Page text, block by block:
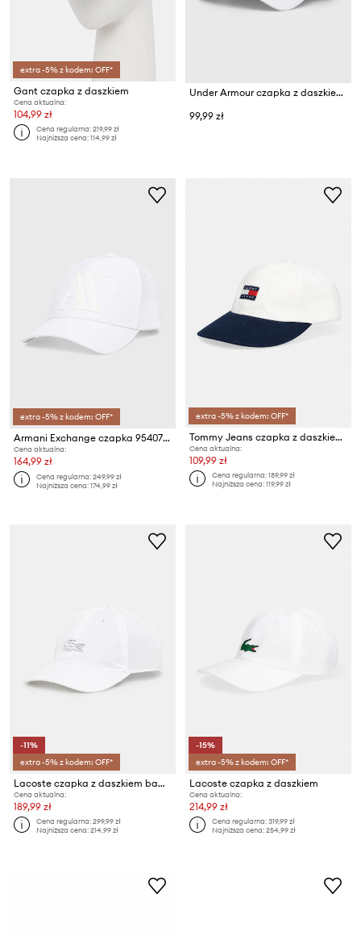
extra -5% z kodem: OFF*
Gant czapka z daszkiem
Cena aktualna:
104,99 zł
Cena regularna:219,99 zł
Najniższa cena:114,99 zł
Under Armour czapka z daszkiem męska
99,99 zł
extra -5% z kodem: OFF*
Armani Exchange czapka 954079.CC518.NOS
Cena aktualna:
164,99 zł
Cena regularna:249,99 zł
Najniższa cena:174,99 zł
extra -5% z kodem: OFF*
Tommy Jeans czapka z daszkiem męska bawełniana
Cena aktualna:
109,99 zł
Cena regularna:189,99 zł
Najniższa cena:119,99 zł
-11%
extra -5% z kodem: OFF*
Lacoste czapka z daszkiem bawełniana
Cena aktualna:
189,99 zł
Cena regularna:299,99 zł
Najniższa cena:214,99 zł
-15%
extra -5% z kodem: OFF*
Lacoste czapka z daszkiem
Cena aktualna:
214,99 zł
Cena regularna:319,99 zł
Najniższa cena:254,99 zł